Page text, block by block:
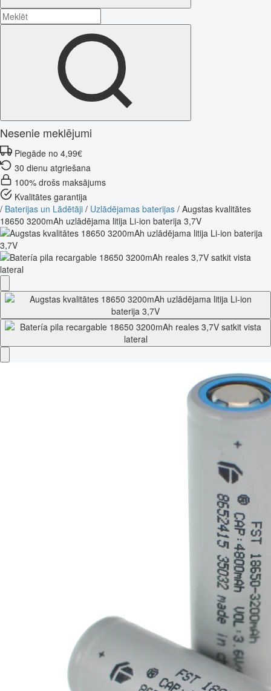
Nesenie meklējumi
Piegāde no 4,99€
30 dienu atgriešana
100% drošs maksājums
Kvalitātes garantija
/ Baterijas un Lādētāji / Uzlādējamas baterijas / Augstas kvalitātes
18650 3200mAh uzlādējama litija Li-ion baterija 3,7V